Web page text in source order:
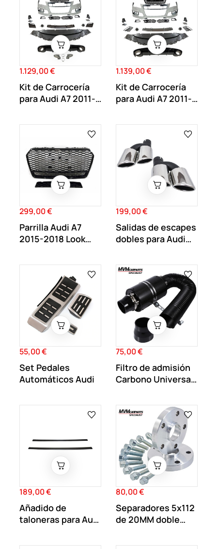
Precio
1.129,00 €
Kit de Carrocería
para Audi A7 2011-
Precio
1.139,00 €
Kit de Carrocería
para Audi A7 2011-
Precio
299,00 €
Parrilla Audi A7
2015-2018 Look
Precio
199,00 €
Salidas de escapes
dobles para Audi
Precio
55,00 €
Set Pedales
Automáticos Audi
Precio
75,00 €
Filtro de admisión
Carbono Universal
Precio
189,00 €
Añadido de
taloneras para Audi
line
Precio
80,00 €
Separadores 5x112
de 20MM doble